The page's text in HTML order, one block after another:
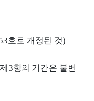
호로 개정된 것)
3항의 기간은 불변